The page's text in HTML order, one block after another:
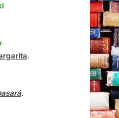
.
.